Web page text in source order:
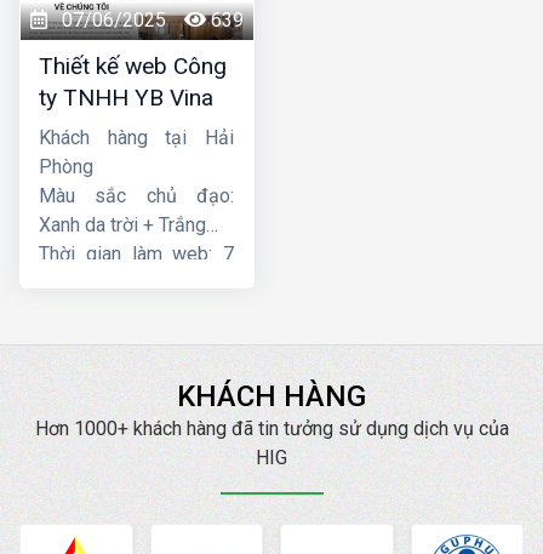
07/06/2025 639
Thiết kế web Công
ty TNHH YB Vina
Khách hàng tại Hải
Phòng
Màu sắc chủ đạo:
Xanh da trời + Trắng
Thời gian làm web: 7
KHÁCH HÀNG
Hơn 1000+ khách hàng đã tin tưởng sử dụng dịch vụ của
HIG